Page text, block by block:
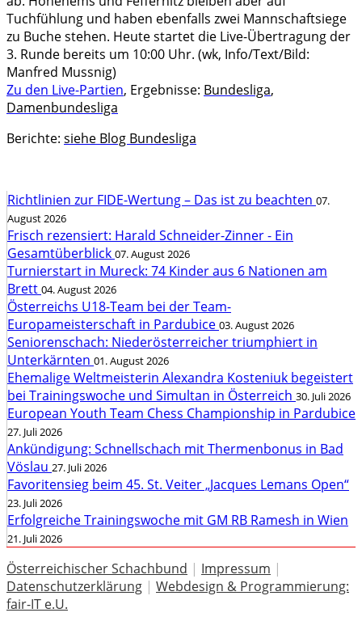
Tuchfühlung und haben ebenfalls zwei Mannschaftsiege
zu Buche stehen. Heute startet die Live-Übertragung der
3. Runde bereits um 10:00 Uhr. (wk, Info/Text/Bild:
Manfred Mussnig)
Zu den Live-Partien, Ergebnisse: Bundesliga,
Damenbundesliga
Berichte: siehe Blog Bundesliga
Richtlinien zur FIDE-Wertung – Das ist zu beachten 07.
August 2026
Frisch rezensiert: Harald Schneider-Zinner - Ein
Gesamtüberblick 07. August 2026
Turnierstart in Mureck: 74 Kinder aus 6 Nationen am
Brett 04. August 2026
Österreichs U18-Team bei der Team-
Europameisterschaft in Pardubice 03. August 2026
Seniorenschach: Niederösterreicher triumphiert in
Unterkärnten 01. August 2026
Ehemalige Weltmeisterin Alexandra Kosteniuk begeistert
bei Trainingswoche und Simultan in Österreich 30. Juli 2026
European Youth Team Chess Championship in Pardubice
27. Juli 2026
Ankündigung: Schnellschach mit Thermenbonus in Bad
Vöslau 27. Juli 2026
Favoritensieg beim 45. St. Veiter „Jacques Lemans Open“
23. Juli 2026
Erfolgreiche Trainingswoche mit GM RB Ramesh in Wien
21. Juli 2026
Österreichischer Schachbund | Impressum |
Datenschutzerklärung | Webdesign & Programmierung:
fair-IT e.U.